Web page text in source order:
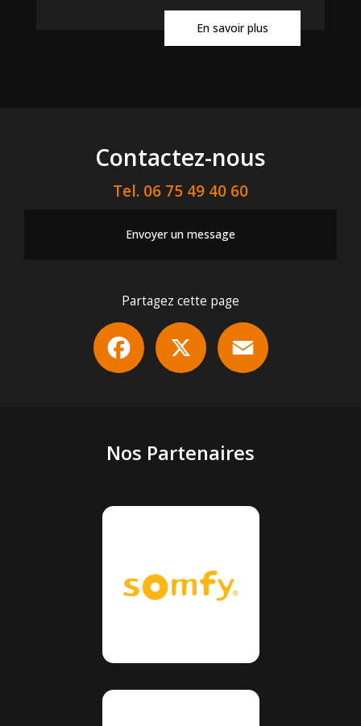
En savoir plus
Contactez-nous
Tel. 06 75 49 40 60
Envoyer un message
Partagez cette page
Facebook
Nos Partenaires